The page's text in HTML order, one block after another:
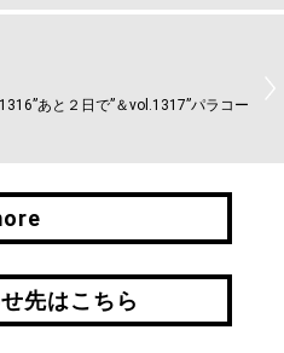
あと２日で”＆vol.1317”パラコー
先はこちら
先はこちら
こちら